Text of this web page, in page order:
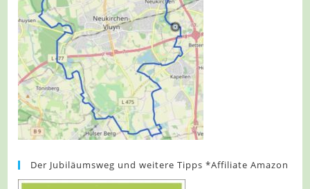
Der Jubiläumsweg und weitere Tipps *Affiliate Amazon